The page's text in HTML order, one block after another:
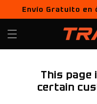
directamente
al contenido
Envío Gratuito en
This page
certain